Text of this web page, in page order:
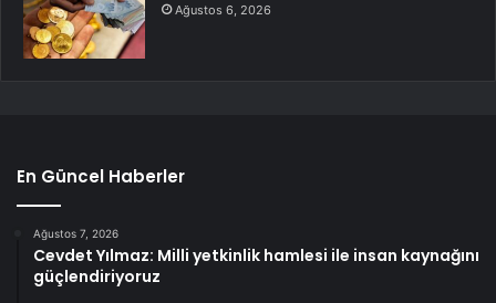
Ağustos 6, 2026
En Güncel Haberler
Ağustos 7, 2026
Cevdet Yılmaz: Milli yetkinlik hamlesi ile insan kaynağını
güçlendiriyoruz